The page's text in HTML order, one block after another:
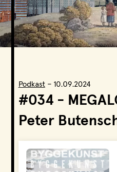
LPO Familien
LPO Oslo
LPO Lillehammer
LOF
Podkast – 10.09.2024
#034 -
Peter